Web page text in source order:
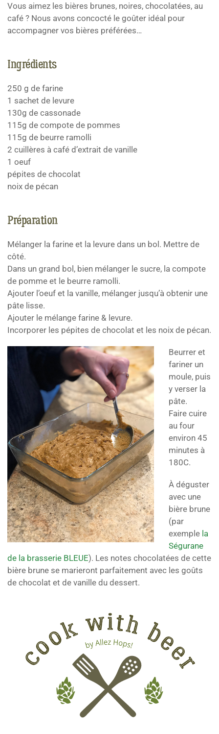
Vous aimez les bières brunes, noires, chocolatées, au
café ? Nous avons concocté le goûter idéal pour
accompagner vos bières préférées…
Ingrédients
250 g de farine
1 sachet de levure
130g de cassonade
115g de compote de pommes
115g de beurre ramolli
2 cuillères à café d’extrait de vanille
1 oeuf
pépites de chocolat
noix de pécan
Préparation
Mélanger la farine et la levure dans un bol. Mettre de
côté.
Dans un grand bol, bien mélanger le sucre, la compote
de pomme et le beurre ramolli.
Ajouter l’oeuf et la vanille, mélanger jusqu’à obtenir une
pâte lisse.
Ajouter le mélange farine & levure.
Incorporer les pépites de chocolat et les noix de pécan.
Beurrer et
fariner un
moule, puis
y verser la
pâte.
Faire cuire
au four
environ 45
minutes à
180C.
À déguster
avec une
bière brune
(par
exemple la
Ségurane
de la brasserie BLEUE). Les notes chocolatées de cette
bière brune se marieront parfaitement avec les goûts
de chocolat et de vanille du dessert.